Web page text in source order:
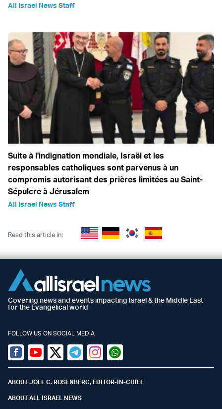
All Israel News Staff
Suite à l'indignation mondiale, Israël et les
responsables catholiques sont parvenus à un
compromis autorisant des prières limitées au Saint-
Sépulcre à Jérusalem
All Israel News Staff
Read this article in:
Covering news and events impacting Israel & the Middle East
for the Evangelical world
FOLLOW US ON SOCIAL MEDIA
Facebook
YoutubeTwitter (X)
TelegramInstagramWhatsapp
ABOUT JOEL C. ROSENBERG, EDITOR-IN-CHIEF
ABOUT ALL ISRAEL NEWS